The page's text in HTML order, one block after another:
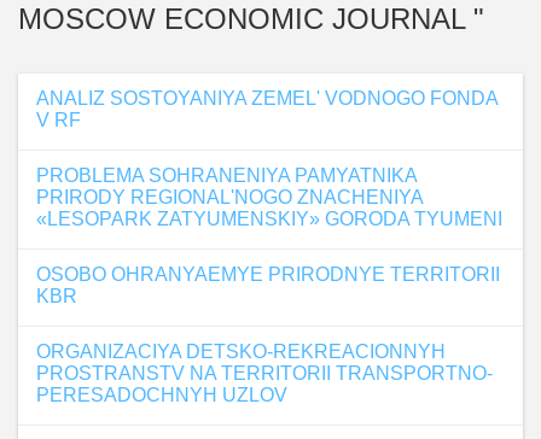
MOSCOW ECONOMIC JOURNAL "
ANALIZ SOSTOYANIYA ZEMEL' VODNOGO FONDA
V RF
PROBLEMA SOHRANENIYA PAMYATNIKA
PRIRODY REGIONAL'NOGO ZNACHENIYA
«LESOPARK ZATYUMENSKIY» GORODA TYUMENI
OSOBO OHRANYAEMYE PRIRODNYE TERRITORII
KBR
ORGANIZACIYA DETSKO-REKREACIONNYH
PROSTRANSTV NA TERRITORII TRANSPORTNO-
PERESADOCHNYH UZLOV